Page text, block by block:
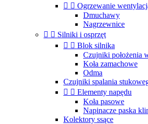
  Ogrzewanie
Dmuchawy
Nagrzewnice
  Silniki i osprzęt
  Blok silnika
Czujniki położenia
Koła zamachowe
Odma
Czujniki spalania
  Elementy napędu
Koła pasowe
Napinacze paska
Kolektory ssące